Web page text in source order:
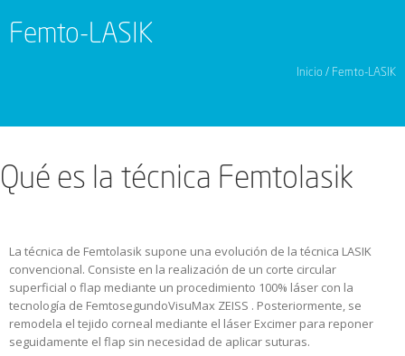
Femto-LASIK
Inicio / Femto-LASIK
Qué es la técnica Femtolasik
La técnica de Femtolasik supone una evolución de la técnica LASIK
convencional. Consiste en la realización de un corte circular
superficial o flap mediante un procedimiento 100% láser con la
tecnología de FemtosegundoVisuMax ZEISS . Posteriormente, se
remodela el tejido corneal mediante el láser Excimer para reponer
seguidamente el flap sin necesidad de aplicar suturas.